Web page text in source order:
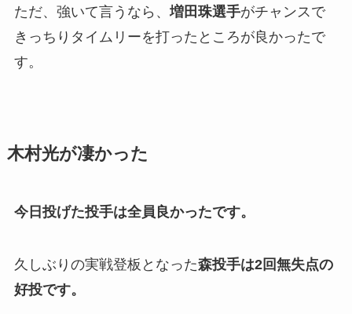
ただ、強いて言うなら、 増田珠選手がチャンスで
きっちりタイムリーを打ったところが良かったで
す。
木村光が凄かった
今日投げた投手は全員良かったです。
久しぶりの実戦登板となった森投手は2回無失点の
好投です。